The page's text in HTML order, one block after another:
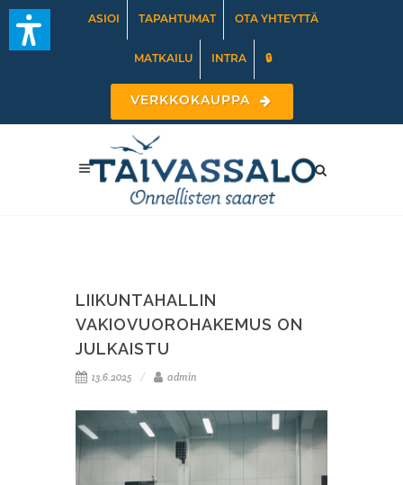
ASIOI TAPAHTUMAT OTA YHTEYTTÄ
MATKAILU INTRA 🔒
VERKKOKAUPPA
LIIKUNTAHALLIN
VAKIOVUOROHAKEMUS ON
JULKAISTU
13.6.2025 admin